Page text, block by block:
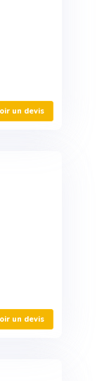
un devis
un devis